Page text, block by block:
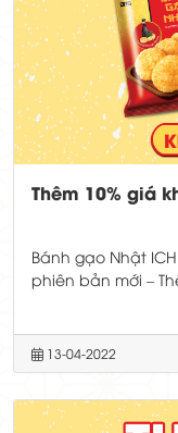
Thêm 10% giá
Bánh gạo Nhật
phiên bản mới –
13-04-2022